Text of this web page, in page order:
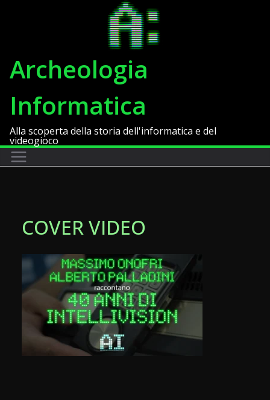
Archeologia
Informatica
Alla scoperta della storia dell'informatica e del
videogioco
COVER VIDEO